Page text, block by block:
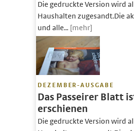
Die gedruckte Version wird
Haushalten zugesandt.Die
und alle... [mehr]
DEZEMBER-AUSGABE
Das Passeirer Blatt
erschienen
Die gedruckte Version wird